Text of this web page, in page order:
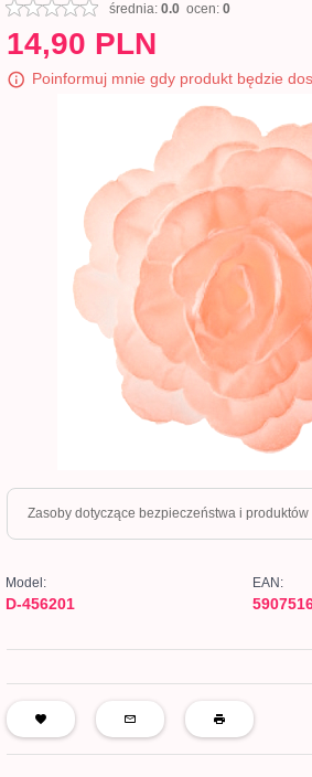
średnia: 0.0 ocen: 0
14,90 PLN
Poinformuj mnie gdy produkt będzie
Zasoby dotyczące bezpieczeństwa i produktów
Model:
D-456201
EAN: